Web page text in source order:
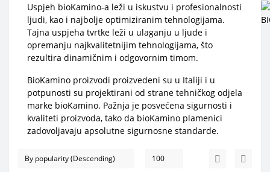
Uspjeh bioKamino-a leži u iskustvu i profesionalnosti
ljudi, kao i najbolje optimiziranim tehnologijama.
Tajna uspjeha tvrtke leži u ulaganju u ljude i
opremanju najkvalitetnijim tehnologijama, što
rezultira dinamičnim i odgovornim timom.
BioKamino proizvodi proizvedeni su u Italiji i u
potpunosti su projektirani od strane tehničkog odjela
marke bioKamino. Pažnja je posvećena sigurnosti i
kvaliteti proizvoda, tako da bioKamino plamenici
zadovoljavaju apsolutne sigurnosne standarde.